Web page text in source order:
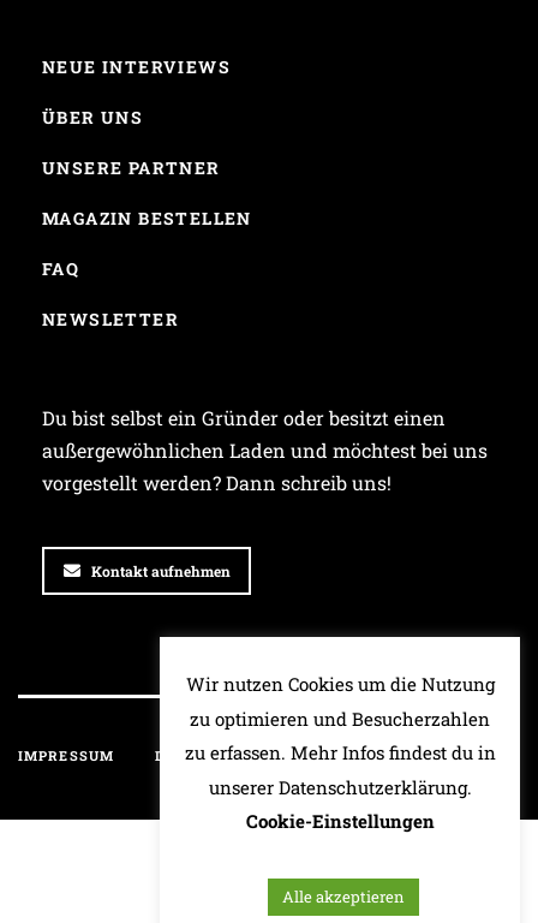
NEUE INTERVIEWS
ÜBER UNS
UNSERE PARTNER
MAGAZIN BESTELLEN
FAQ
NEWSLETTER
Du bist selbst ein Gründer oder besitzt einen
außergewöhnlichen Laden und möchtest bei uns
vorgestellt werden? Dann schreib uns!
Kontakt aufnehmen
IMPRESSUM DATENSCHUTZ HAFTUNGSAUSSCHLUSS
Wir nutzen Cookies um die Nutzung
zu optimieren und Besucherzahlen
zu erfassen. Mehr Infos findest du in
unserer Datenschutzerklärung.
Cookie-Einstellungen
Alle akzeptieren